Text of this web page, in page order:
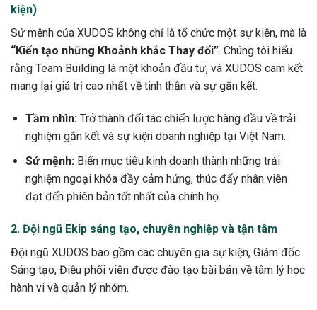
kiện)
Sứ mệnh của XUDOS không chỉ là tổ chức một sự kiện, mà là
“Kiến tạo những Khoảnh khắc Thay đổi”. Chúng tôi hiểu
rằng Team Building là một khoản đầu tư, và XUDOS cam kết
mang lại giá trị cao nhất về tinh thần và sự gắn kết.
Tầm nhìn:Trở thành đối tác chiến lược hàng đầu về trải
nghiệm gắn kết và sự kiện doanh nghiệp tại Việt Nam.
Sứ mệnh:Biến mục tiêu kinh doanh thành những trải
nghiệm ngoại khóa đầy cảm hứng, thúc đẩy nhân viên
đạt đến phiên bản tốt nhất của chính họ.
2. Đội ngũ Ekip sáng tạo, chuyên nghiệp và tận tâm
Đội ngũ XUDOS bao gồm các chuyên gia sự kiện, Giám đốc
Sáng tạo, Điều phối viên được đào tạo bài bản về tâm lý học
hành vi và quản lý nhóm.